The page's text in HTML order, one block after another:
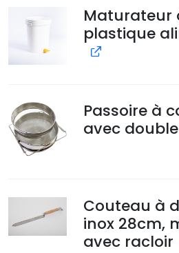
Maturateur
plastique
Passoire à
avec
Couteau à
inox 28cm,
avec racloir